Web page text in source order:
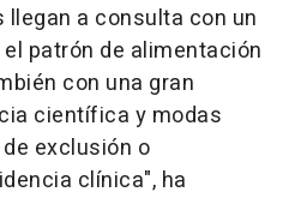
a consulta con un
patrón de alimentación
con una gran
científica y modas
exclusión o
clínica", ha